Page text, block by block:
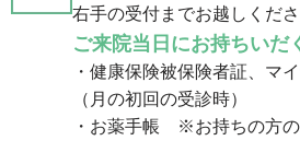
右手の受付までお越しくださ
ご来院当⽇にお持ちいだ
・健康保険被保険者証、マ
（月の初回の受診時）
・お薬手帳 ※お持ちの方